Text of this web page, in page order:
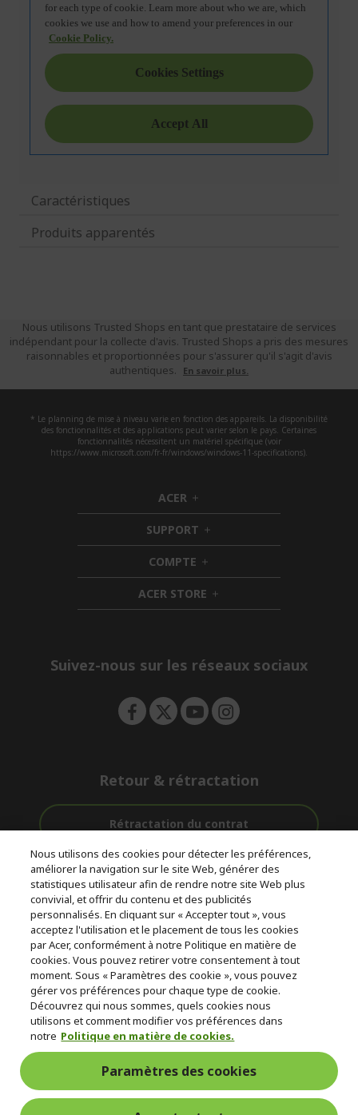
Caractéristiques
Produits apparentés
Nous utilisons Trusted Shops en tant que prestataire de services
indépendant pour la collecte d'avis. Trusted Shops a pris des mesures
raisonnables et proportionnées pour s'assurer qu'il s'agit d'avis
authentiques.
En savoir plus.
* Le planning de mise à niveau varie en fonction des appareils. La disponibilité
des fonctionnalités et des applications peut varier selon le pays. Certaines
fonctionnalités nécessitent un matériel spécifique (voir
https://www.microsoft.com/fr-fr/windows/windows-11-specifications).
ACER h
i
d
d
e
n
SUPPORT h
i
d
d
e
n
COMPTE h
i
d
d
ACER STORE h
i
e
Suivez-nous sur les réseaux sociaux
Retour & rétractation
Rétractation du contrat
Livraison
Gratuite
Accompagnement
avant et après-
vente
Avec 0%
D'intérêt
© 2026 Acer Inc.
CPYou BV est le revendeur et marchand agréé pour les produits et
services proposés au sein de ce magasin.
France Metropolitaine
Nous utilisons des cookies pour détecter les préférences,
améliorer la navigation sur le site Web, générer des
statistiques utilisateur afin de rendre notre site Web plus
convivial, et offrir du contenu et des publicités
personnalisés. En cliquant sur « Accepter tout », vous
acceptez l'utilisation et le placement de tous les cookies
par Acer, conformément à notre Politique en matière de
cookies. Vous pouvez retirer votre consentement à tout
moment. Sous « Paramètres des cookie », vous pouvez
gérer vos préférences pour chaque type de cookie.
Découvrez qui nous sommes, quels cookies nous
utilisons et comment modifier vos préférences dans
notre Politique en matière de cookies.
Paramètres des cookies